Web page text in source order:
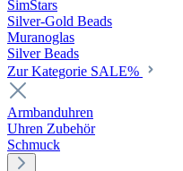
SimStars
Silver-Gold Beads
Muranoglas
Silver Beads
Zur Kategorie SALE%
Armbanduhren
Uhren Zubehör
Schmuck